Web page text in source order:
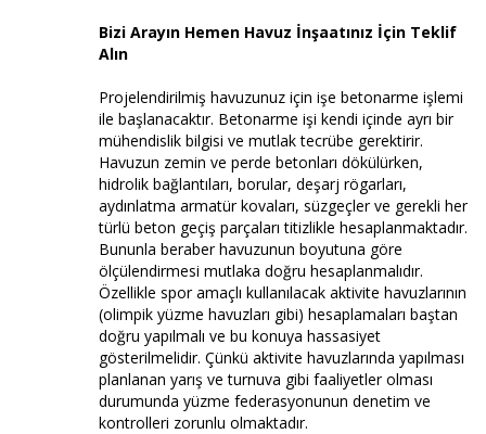
Bizi Arayın Hemen Havuz İnşaatınız İçin Teklif
Alın
Projelendirilmiş havuzunuz için işe betonarme işlemi
ile başlanacaktır. Betonarme işi kendi içinde ayrı bir
mühendislik bilgisi ve mutlak tecrübe gerektirir.
Havuzun zemin ve perde betonları dökülürken,
hidrolik bağlantıları, borular, deşarj rögarları,
aydınlatma armatür kovaları, süzgeçler ve gerekli her
türlü beton geçiş parçaları titizlikle hesaplanmaktadır.
Bununla beraber havuzunun boyutuna göre
ölçülendirmesi mutlaka doğru hesaplanmalıdır.
Özellikle spor amaçlı kullanılacak aktivite havuzlarının
(olimpik yüzme havuzları gibi) hesaplamaları baştan
doğru yapılmalı ve bu konuya hassasiyet
gösterilmelidir. Çünkü aktivite havuzlarında yapılması
planlanan yarış ve turnuva gibi faaliyetler olması
durumunda yüzme federasyonunun denetim ve
kontrolleri zorunlu olmaktadır.